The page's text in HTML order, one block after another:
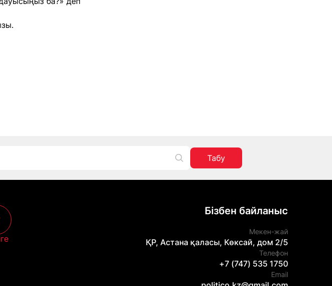
Табу
Бізбен байланыс
Мекен-жай
ҚР, Астана қаласы, Көксай, дом 2/5
Телефон
+7 (747) 535 1750
Email